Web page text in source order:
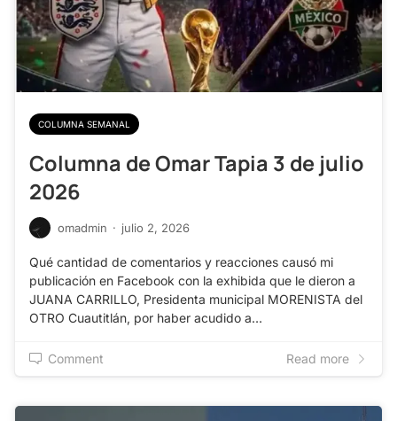
COLUMNA SEMANAL
Columna de Omar Tapia 3 de julio
2026
omadmin · julio 2, 2026
Qué cantidad de comentarios y reacciones causó mi
publicación en Facebook con la exhibida que le dieron a
JUANA CARRILLO, Presidenta municipal MORENISTA del
OTRO Cuautitlán, por haber acudido a…
Comment Read more